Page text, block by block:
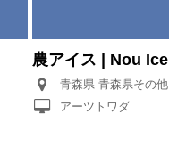
農アイス | Nou Ice
青森県 青森県その他
アーツトワダ